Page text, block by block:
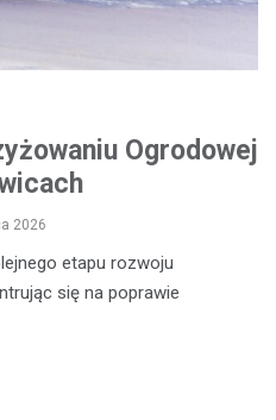
Ogrodowej
2026
etapu rozwoju
się na poprawie